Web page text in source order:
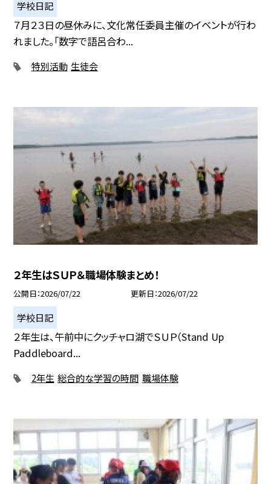
学校日記
７月２３日の昼休みに、文化常任委員主催のイベントが行わ
れました。「数字で語呂合わ...
特別活動 生徒会
２年生はＳＵＰ＆職場体験まとめ！
公開日 2026/07/22 更新日 2026/07/22
学校日記
２年生は、午前中にクッチャロ湖でＳＵＰ（Stand Up
Paddleboard...
2年生 総合的な学習の時間 職場体験